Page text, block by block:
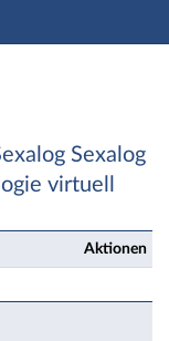
– den
Sexalog
virtuell
Aktionen